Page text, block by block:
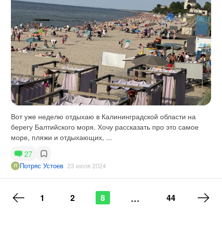
Вот уже неделю отдыхаю в Калининградской области на
берегу Балтийского моря. Хочу рассказать про это самое
море, пляжи и отдыхающих, ...
27
Потряс Устоев 23 июля 2024
1 2 8 ... 44